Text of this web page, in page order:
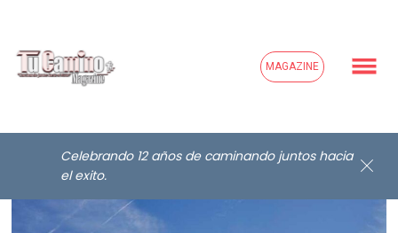
MAGAZINE
Celebrando 12 años de caminando juntos hacia
el exito.